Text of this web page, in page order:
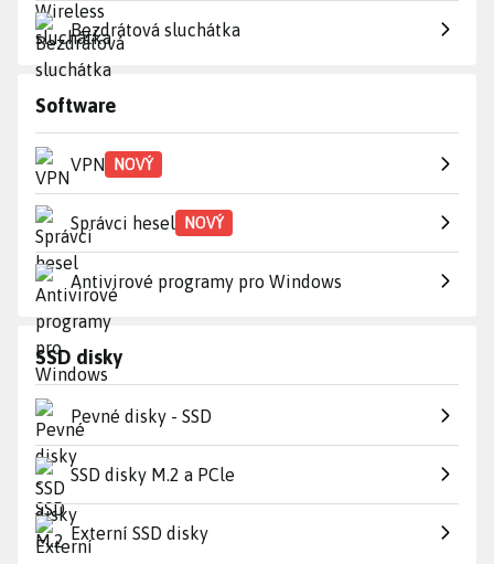
Bezdrátová sluchátka
Software
VPN NOVÝ
Správci hesel NOVÝ
Antivirové programy pro Windows
SSD disky
Pevné disky - SSD
SSD disky M.2 a PCle
Externí SSD disky